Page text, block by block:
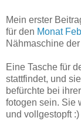
Mein erster
für den Monat
Nähmaschine
Eine Tasche für
stattfindet, und
befürchte bei
fotogen sein. Sie
und vollgestopft :)